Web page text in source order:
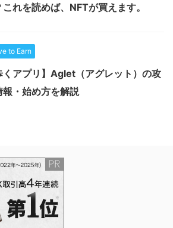
これを読めば、NFTが買えます。
to Earn
くアプリ】Aglet（アグレット）の攻
報・始め方を解説